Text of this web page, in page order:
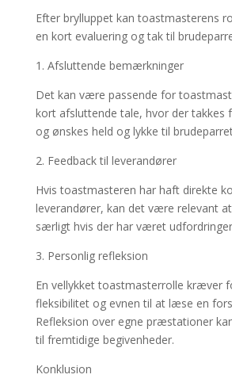
Efter brylluppet kan toastmasterens
en kort evaluering og tak til
1. Afsluttende bemærkninger
Det kan være passende for
kort afsluttende tale, hvor der takkes
og ønskes held og lykke til
2. Feedback til leverandører
Hvis toastmasteren har haft direkte
leverandører, kan det være relevant
særligt hvis der har været
3. Personlig refleksion
En vellykket toastmasterrolle kræver
fleksibilitet og evnen til at læse en
Refleksion over egne præstationer
til fremtidige begivenheder.
Konklusion